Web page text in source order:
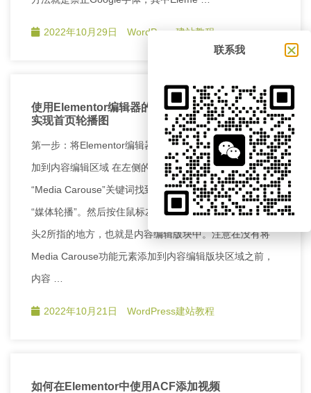
2022年10月29日 WordPress建站教程
使用Elementor编辑器的Media Carouse功能元素
实现首页轮播图
第一步：将Elementor编辑器的Media Carouse功能元素添
加到内容编辑区域 在左侧的Elementor编辑器中搜索
“Media Carouse”关键词找到该功能元素，或者中文搜索
“媒体轮播”。然后按住鼠标左键不松开慢慢的拖到上图箭
头2所指的地方，也就是内容编辑版块中。注意在没有将
Media Carouse功能元素添加到内容编辑版块区域之前，
内容 …
2022年10月21日 WordPress建站教程
如何在Elementor中使用ACF添加视频
联系我